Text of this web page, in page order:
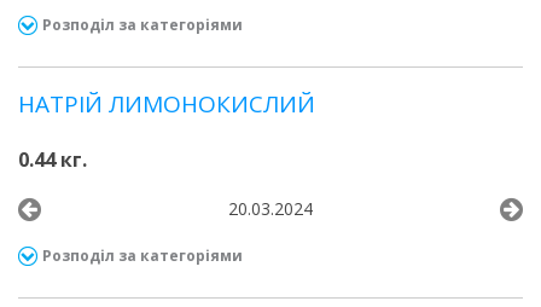
Розподіл за категоріями
НАТРІЙ ЛИМОНОКИСЛИЙ
0.44 кг.
20.03.2024
Розподіл за категоріями